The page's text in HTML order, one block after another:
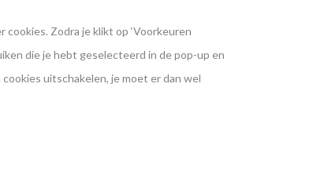
Zodra je klikt op ‘Voorkeuren
die je hebt geselecteerd in de pop-up en
uitschakelen, je moet er dan wel